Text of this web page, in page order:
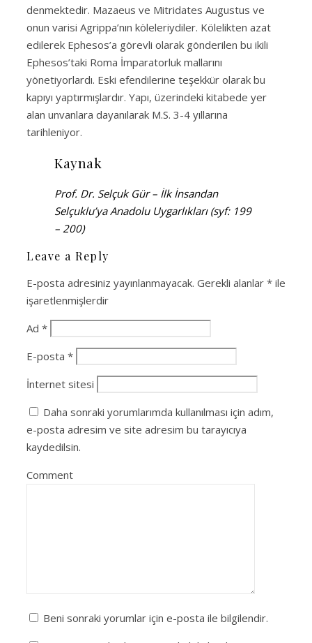
denmektedir. Mazaeus ve Mitridates Augustus ve
onun varisi Agrippa’nın köleleriydiler. Kölelikten azat
edilerek Ephesos’a görevli olarak gönderilen bu ikili
Ephesos’taki Roma İmparatorluk mallarını
yönetiyorlardı. Eski efendilerine teşekkür olarak bu
kapıyı yaptırmışlardır. Yapı, üzerindeki kitabede yer
alan unvanlara dayanılarak M.S. 3-4 yıllarına
tarihleniyor.
Kaynak
Prof. Dr. Selçuk Gür – İlk İnsandan
Selçuklu’ya Anadolu Uygarlıkları (syf: 199
– 200)
Leave a Reply
E-posta adresiniz yayınlanmayacak. Gerekli alanlar * ile
işaretlenmişlerdir
Ad *
E-posta *
İnternet sitesi
Daha sonraki yorumlarımda kullanılması için adım,
e-posta adresim ve site adresim bu tarayıcıya
kaydedilsin.
Comment
Beni sonraki yorumlar için e-posta ile bilgilendir.